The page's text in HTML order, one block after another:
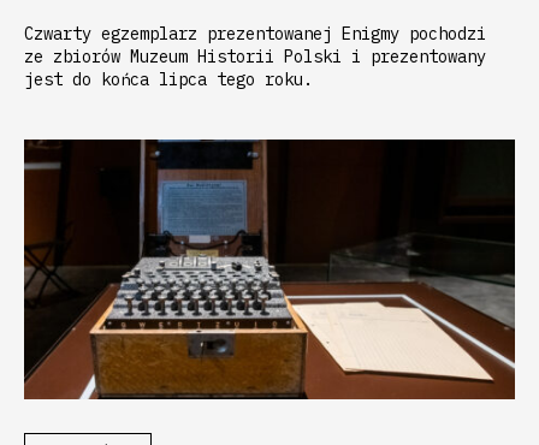
Czwarty egzemplarz prezentowanej Enigmy pochodzi
ze zbiorów Muzeum Historii Polski i prezentowany
jest do końca lipca tego roku.